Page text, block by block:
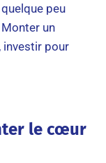
peu
un
investir pour
le cœur